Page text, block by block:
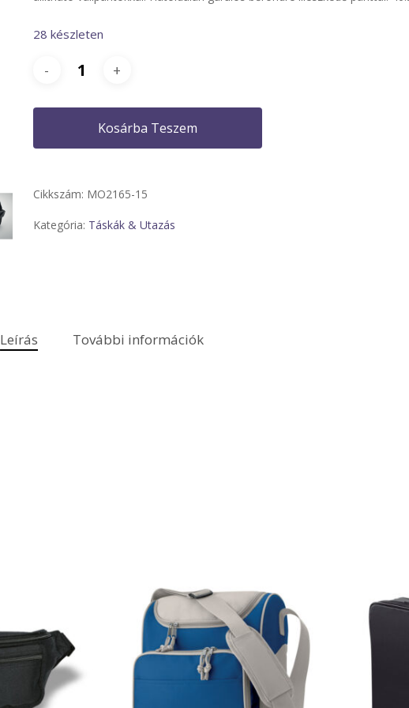
28 készleten
Kosárba Teszem
Cikkszám: MO2165-15
Kategória: Táskák & Utazás
Leírás További információk